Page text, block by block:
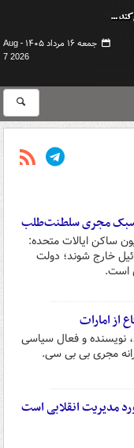
جمعه ۱۶ مرداد ۱۴۰۵ -
Aug
7 2026
سبک مجری سلطنت‌طلب
ساکن ایالات متحده:
خارج شوند؛ دولت
است.
نویسنده و فعال سیاسی
مجری بی بی سی.
مدیریت انقلابی است